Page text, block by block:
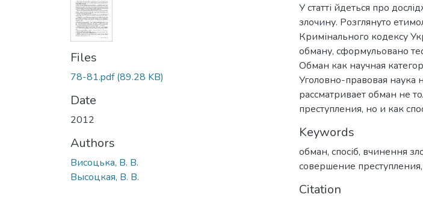
Files
78-81.pdf(89.28 KB)
Date
2012
Authors
Висоцька, В. В.
Высоцкая, В. В.
У статті йдеться про
злочину. Розглянуто
Кримінального кодексу
обману, сформульовано
Обман как научная
Уголовно-правовая наука
рассматривает обман не
преступления, но и как
Keywords
обман, спосіб, вчинення
совершение преступления,
Citation